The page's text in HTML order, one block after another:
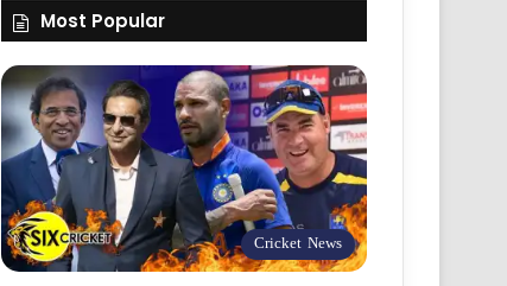
Most Popular
Cricket News